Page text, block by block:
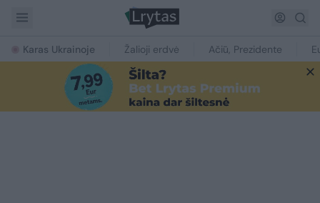
Karas Ukrainoje Žalioji erdvė Ačiū, Prezidente